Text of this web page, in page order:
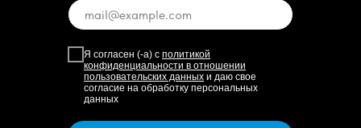
Я согласен (-а) с политикой
конфиденциальности в отношении
пользовательских данных и даю свое
согласие на обработку персональных
данных